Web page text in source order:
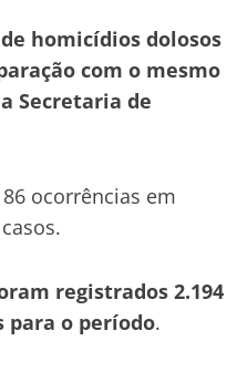
homicídios dolosos
com o mesmo
Secretaria de
ocorrências em
registrados 2.194
para o período.